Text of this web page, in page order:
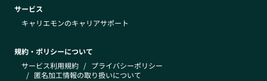
サービス
キャリエモンのキャリアサポート
規約・ポリシーについて
サービス利用規約 / プライバシーポリシー
/ 匿名加工情報の取り扱いについて